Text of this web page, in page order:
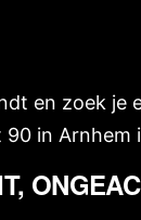
en zoek je
in Arnhem